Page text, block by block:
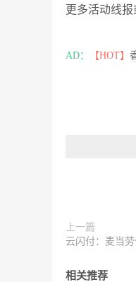
更多活动线
AD： 【HOT】
上一篇
云闪付：麦当
相关推荐